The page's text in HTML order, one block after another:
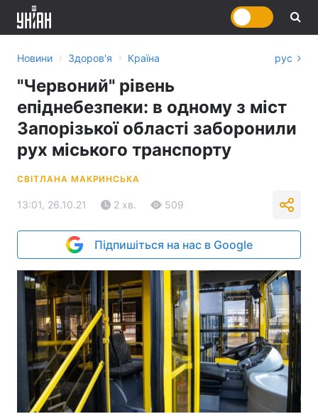
Новини › Здоров'я › Країна рус
"Червоний" рівень
епіднебезпеки: в одному з міст
Запорізької області заборонили
рух міського транспорту
СВІТЛАНА МАКРИНСЬКА
13:01, 26.10.21 2 хв. 509
Підпишіться на нас в Google